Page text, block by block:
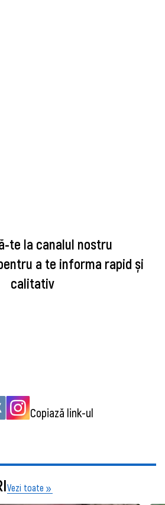
te la canalul nostru
a te informa rapid și
calitativ
Copiază link-ul
Vezi toate